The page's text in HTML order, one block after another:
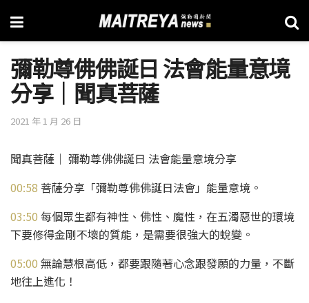
彌勒尊佛佛誕日 法會能量意境
分享│聞真菩薩
2021 年 1 月 26 日
聞真菩薩│ 彌勒尊佛佛誕日 法會能量意境分享
00:58 菩薩分享「彌勒尊佛佛誕日法會」能量意境。
03:50 每個眾生都有神性、佛性、魔性，在五濁惡世的環境
下要修得金剛不壞的質能，是需要很強大的蛻變。
05:00 無論慧根高低，都要跟隨著心念跟發願的力量，不斷
地往上進化！